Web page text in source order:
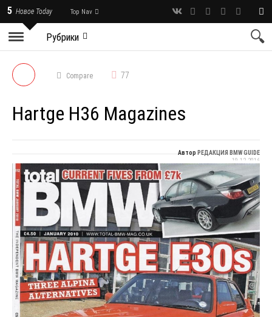
5 Новое Today Top Nav
Рубрики
Compare 77
Hartge H36 Magazines
АвторРЕДАКЦИЯ BMW GUIDE
19.12.2016